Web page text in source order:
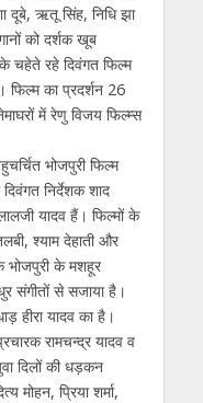
दूबे, ऋतू सिंह, निधि झा
को दर्शक खूब
चहेते रहे दिवंगत फिल्म
फिल्म का प्रदर्शन 26
में रेणु विजय फिल्म्स
भोजपुरी फिल्म
दिवंगत निर्देशक शाद
यादव हैं। फिल्मों के
श्याम देहाती और
भोजपुरी के मशहूर
संगीतों से सजाया है।
हीरा यादव का है।
रामचन्द्र यादव व
दिलों की धड़कन
मोहन, प्रिया शर्मा,